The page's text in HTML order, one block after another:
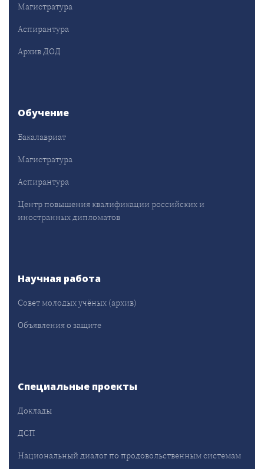
Магистратура
Аспирантура
Архив ДОД
Обучение
Бакалавриат
Магистратура
Аспирантура
Центр повышения квалификации российских и
иностранных дипломатов
Научная работа
Совет молодых учёных (архив)
Объявления о защите
Специальные проекты
Доклады
ДСП
Национальный диалог по продовольственным системам